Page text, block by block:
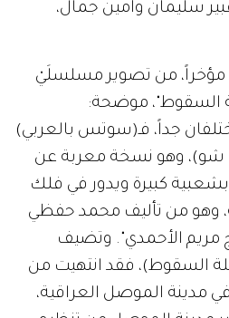
سليمان وأمين جمال،
مؤخراً، من تصوير مسلسلَيْ
السقوط"، موضحة:
جداً، فـ(سوتس بالعربي)
شو)، وهو نسخة معربة عن
كبيرة ويدور في فلك
وهو من تأليف محمد حفظي
مريم الأحمدي". وتضيف
السقوط)، فقد انتهيت من
مدينة الموصل العراقية،